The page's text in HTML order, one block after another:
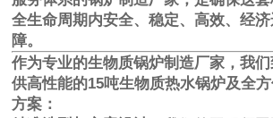
全生命周期内安全、稳定、高效、经
障。
作为专业的生物质锅炉制造厂家，我
供高性能的15吨生物质热水锅炉及全
方案：